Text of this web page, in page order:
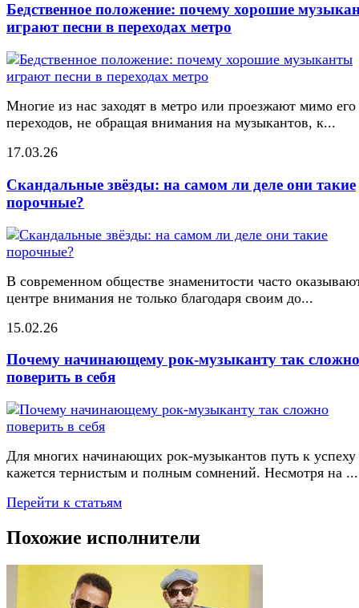
Бедственное положение: почему хорошие
играют песни в переходах метро
Многие из нас заходят в метро или проезжают мимо его
переходов, не обращая внимания на музыкантов, к...
17.03.26
Скандальные звёзды: на самом ли деле они такие
порочные?
В современном обществе знаменитости часто
центре внимания не только благодаря своим до...
15.02.26
Почему начинающему рок-музыканту так сложно
поверить в себя
Для многих начинающих рок-музыкантов путь к успеху
кажется тернистым и полным сомнений. Несмотря на ...
Перейти к статьям
Похожие исполнители